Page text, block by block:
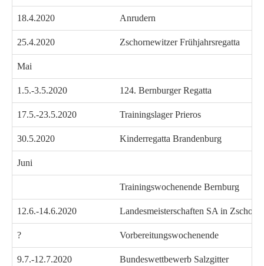
18.4.2020 Anrudern
25.4.2020 Zschornewitzer Frühjahrsregatta
Mai
1.5.-3.5.2020 124. Bernburger Regatta
17.5.-23.5.2020 Trainingslager Prieros
30.5.2020 Kinderregatta Brandenburg
Juni
Trainingswochenende Bernburg
12.6.-14.6.2020 Landesmeisterschaften SA in
? Vorbereitungswochenende
9.7.-12.7.2020 Bundeswettbewerb Salzgitter